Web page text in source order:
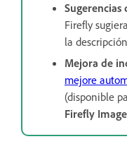
Sugerencias
Firefly
la
Mejora de
mejore
(disponible
Firefly